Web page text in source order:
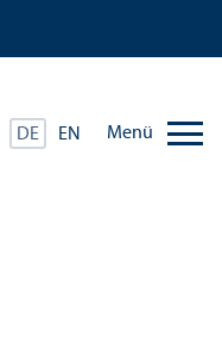
DE EN Menü